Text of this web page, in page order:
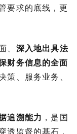
要求的底线，更
、 深入地出具法
财务信息的全面
策、服务业务、
追溯能力 ，是国
透监督的基石，